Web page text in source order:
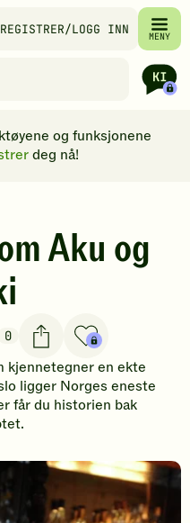
REGISTRER/LOGG INN MENY
og funksjonene
deg nå!
Aku og
0
kjennetegner en ekte
ligger Norges eneste
får du historien bak